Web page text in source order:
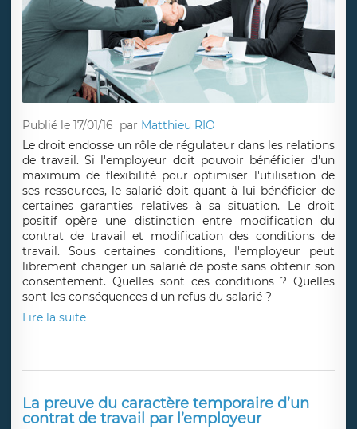
Publié le 17/01/16 par Matthieu RIO
Le droit endosse un rôle de régulateur dans les relations
de travail. Si l'employeur doit pouvoir bénéficier d'un
maximum de flexibilité pour optimiser l'utilisation de
ses ressources, le salarié doit quant à lui bénéficier de
certaines garanties relatives à sa situation. Le droit
positif opère une distinction entre modification du
contrat de travail et modification des conditions de
travail. Sous certaines conditions, l'employeur peut
librement changer un salarié de poste sans obtenir son
consentement. Quelles sont ces conditions ? Quelles
sont les conséquences d'un refus du salarié ?
Lire la suite
La preuve du caractère temporaire d’un
contrat de travail par l’employeur